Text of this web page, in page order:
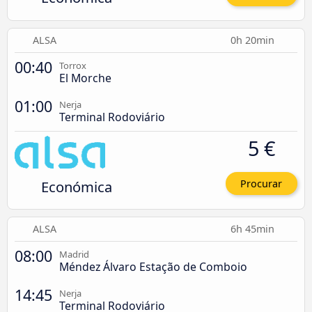
ALSA 0h 20min
00:40 Torrox
El Morche
01:00 Nerja
Terminal Rodoviário
Económica
5 €
Procurar
ALSA 6h 45min
08:00 Madrid
Méndez Álvaro Estação de Comboio
14:45 Nerja
Terminal Rodoviário